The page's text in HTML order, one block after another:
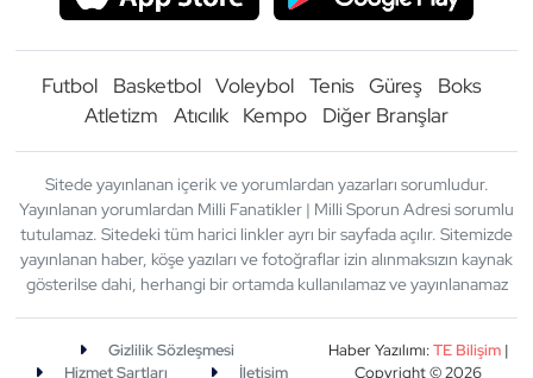
Futbol Basketbol Voleybol Tenis Güreş
Boks
Atletizm
Atıcılık Kempo Diğer Branşlar
Sitede yayınlanan içerik ve yorumlardan yazarları sorumludur.
Yayınlanan yorumlardan Milli Fanatikler | Milli Sporun Adresi sorumlu
tutulamaz. Sitedeki tüm harici linkler ayrı bir sayfada açılır. Sitemizde
yayınlanan haber, köşe yazıları ve fotoğraflar izin alınmaksızın kaynak
gösterilse dahi, herhangi bir ortamda kullanılamaz ve yayınlanamaz
Gizlilik Sözleşmesi
Hizmet Şartları
İletişim
Haber Yazılımı:TE Bilişim|
Copyright © 2026